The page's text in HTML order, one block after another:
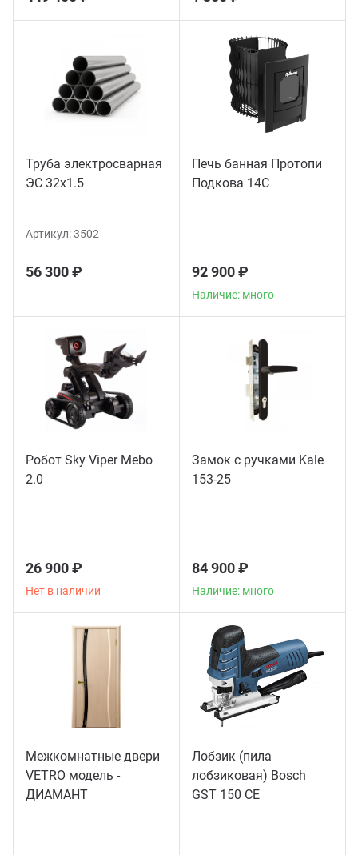
Труба электросварная
ЭС 32x1.5
Артикул:3502
56 300 ₽
Печь банная Протопи
Подкова 14С
92 900 ₽
Наличие: много
Робот Sky Viper Mebo
2.0
26 900 ₽
Нет в наличии
Замок с ручками Kale
153-25
84 900 ₽
Наличие: много
Межкомнатные двери
VETRO модель -
ДИАМАНТ
Лобзик (пила
лобзиковая) Bosch
GST 150 CE